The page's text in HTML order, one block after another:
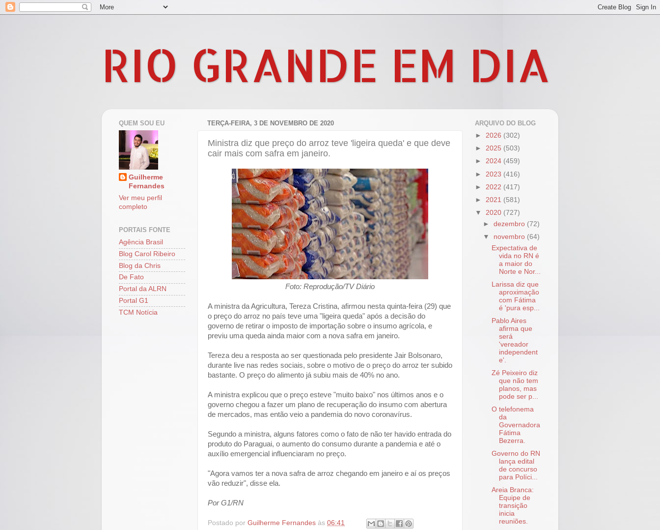
RIO GRANDE EM DIA
TERÇA-FEIRA, 3 DE NOVEMBRO DE 2020
Ministra diz que preço do arroz teve 'ligeira queda' e que deve
cair mais com safra em janeiro.
Foto: Reprodução/TV Diário
A ministra da Agricultura, Tereza Cristina, afirmou nesta quinta-feira (29) que
o preço do arroz no país teve uma "ligeira queda" após a decisão do
governo de retirar o imposto de importação sobre o insumo agrícola, e
previu uma queda ainda maior com a nova safra em janeiro.
Tereza deu a resposta ao ser questionada pelo presidente Jair Bolsonaro,
durante live nas redes sociais, sobre o motivo de o preço do arroz ter subido
bastante. O preço do alimento já subiu mais de 40% no ano.
A ministra explicou que o preço esteve "muito baixo" nos últimos anos e o
governo chegou a fazer um plano de recuperação do insumo com abertura
de mercados, mas então veio a pandemia do novo coronavírus.
Segundo a ministra, alguns fatores como o fato de não ter havido entrada do
produto do Paraguai, o aumento do consumo durante a pandemia e até o
auxílio emergencial influenciaram no preço.
"Agora vamos ter a nova safra de arroz chegando em janeiro e aí os preços
vão reduzir", disse ela.
Por G1/RN
Postado por Guilherme Fernandes às 06:41
QUEM SOU EU
Guilherme
Fernandes
Ver meu perfil
completo
PORTAIS FONTE
Agência Brasil
Blog Carol Ribeiro
Blog da Chris
De Fato
Portal da ALRN
Portal G1
TCM Notícia
ARQUIVO DO BLOG
► 2026 (302)
► 2025 (503)
► 2024 (459)
► 2023 (416)
► 2022 (417)
► 2021 (581)
▼ 2020 (727)
►dezembro (72)
▼ novembro (64)
Expectativa de
vida no RN é
a maior do
Norte e Nor...
Larissa diz que
aproximação
com Fátima
é 'pura esp...
Pablo Aires
afirma que
será
'vereador
independent
e'.
Zé Peixeiro diz
que não tem
planos, mas
pode ser p...
O telefonema
da
Governadora
Fátima
Bezerra.
Governo do RN
lança edital
de concurso
para Políci...
Areia Branca:
Equipe de
transição
inicia
reuniões.